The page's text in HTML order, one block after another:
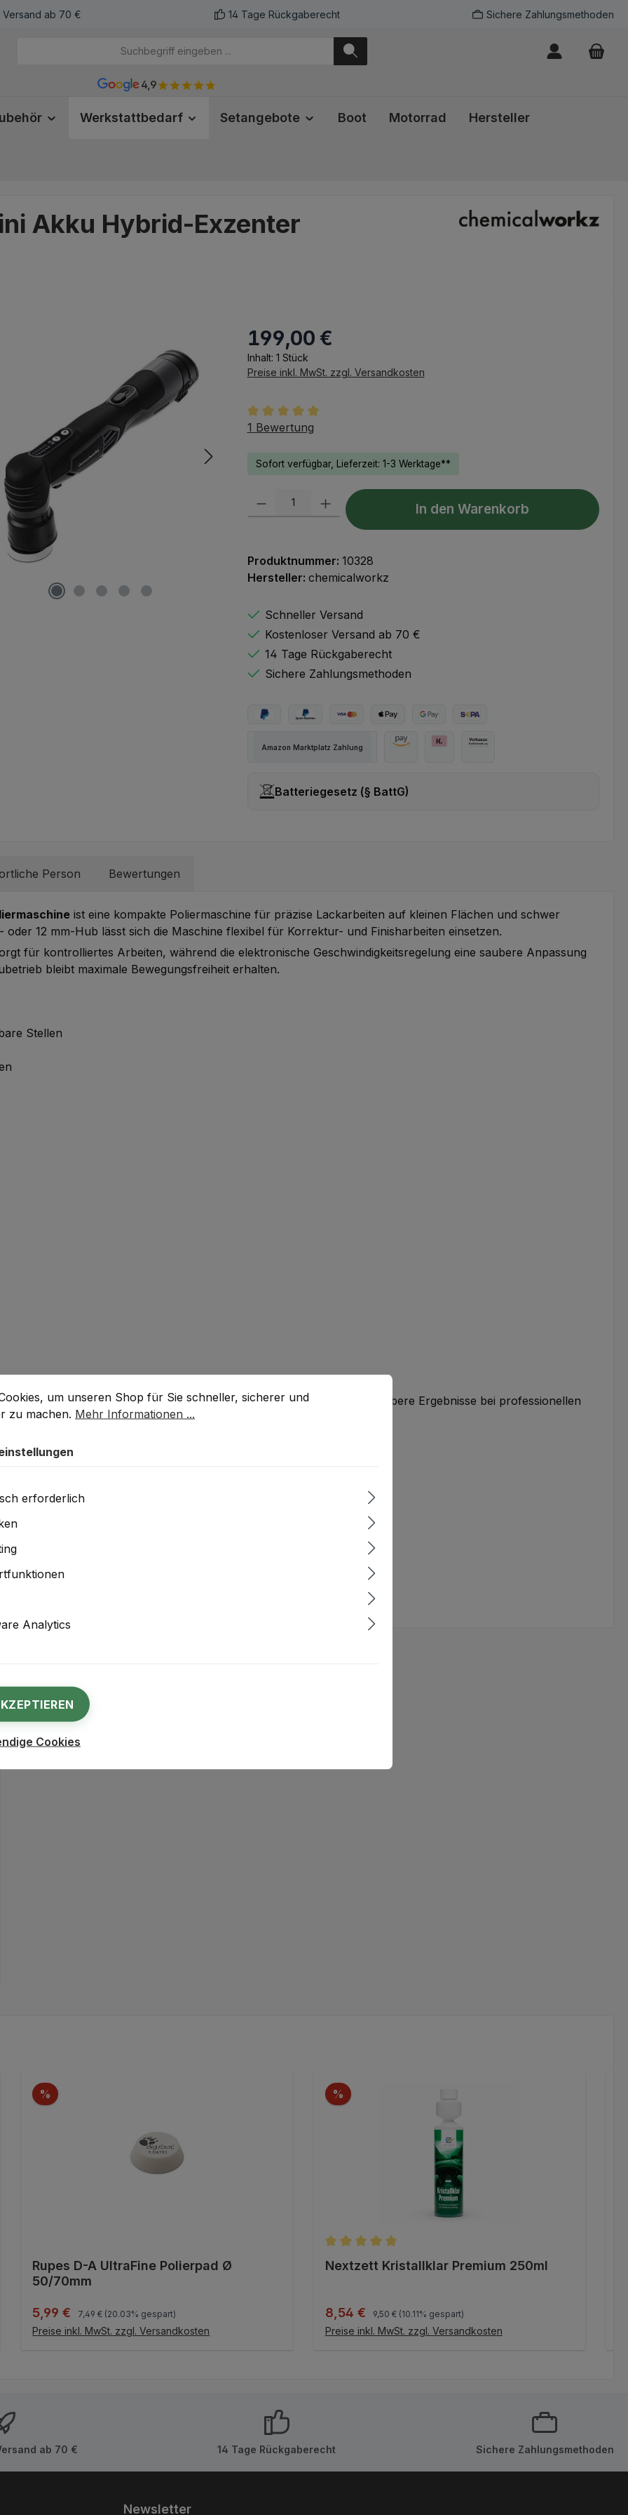
Versand ab 70 € 14 Tage Rückgaberecht Sichere Zahlungsmethoden
4,9
Werkstattbedarf Setangebote Boot Motorrad Hersteller
Akku Hybrid-Exzenter
Regulärer Preis:
199,00 €
Inhalt: 1 Stück
Preise inkl. MwSt. zzgl. Versandkosten
Durchschnittliche Bewertung von 5 von 5 Sternen
1 Bewertung
Sofort verfügbar, Lieferzeit: 1-3 Werktage**
Produkt Anzahl: Gib den gewünschten Wert ein oder benutze die Schaltflächen
In den Warenkorb
Produktnummer: 10328
Hersteller: chemicalworkz
Schneller Versand
Kostenloser Versand ab 70 €
14 Tage Rückgaberecht
Sichere Zahlungsmethoden
Amazon Marktplatz Zahlung
Batteriegesetz (§ BattG)
Person Bewertungen
ist eine kompakte Poliermaschine für präzise Lackarbeiten auf kleinen Flächen und schwer
12 mm-Hub lässt sich die Maschine flexibel für Korrektur- und Finisharbeiten einsetzen.
für kontrolliertes Arbeiten, während die elektronische Geschwindigkeitsregelung eine saubere Anpassung
bleibt maximale Bewegungsfreiheit erhalten.
Stellen
bietet hohe Kontrolle, flexible Einsatzmöglichkeiten und saubere Ergebnisse bei professionellen
auf empfindlichen Lackflächen.
Regelung anpassen.
% Rabatt
Rupes D-A UltraFine Polierpad Ø
50/70mm
Verkaufspreis:
5,99 € Regulärer Preis:
7,49 € (20.03% gespart)
Preise inkl. MwSt. zzgl. Versandkosten
IN DEN WARENKORB
% Rabatt
Durchschnittliche Bewertung von 5 von 5 Sternen
Nextzett Kristallklar Premium 250ml
Verkaufspreis:
8,54 € Regulärer Preis:
9,50 € (10.11% gespart)
Preise inkl. MwSt. zzgl. Versandkosten
IN DEN WARENKORB
ab 70 € 14 Tage Rückgaberecht Sichere Zahlungsmethoden
Newsletter
um unseren Shop für Sie schneller, sicherer und komfortabler zu machen.
um unseren Shop für Sie schneller, sicherer und
zu machen. Mehr Informationen ...
erforderlich
Analytics
Cookies